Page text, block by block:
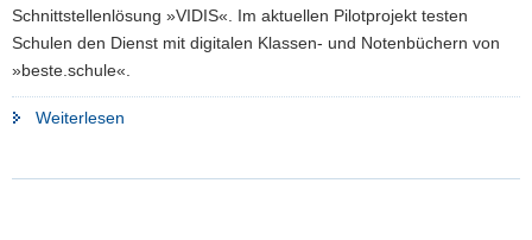
Schnittstellenlösung »VIDIS«. Im aktuellen Pilotprojekt testen
Schulen den Dienst mit digitalen Klassen- und Notenbüchern von
»beste.schule«.
Weiterlesen